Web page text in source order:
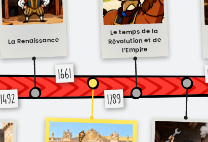
1492
1661
1789
La Renaissance
Le temps de la
Révolution et de
l’Empire